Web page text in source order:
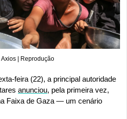
Axios | Reprodução
feira (22), a principal autoridade
anunciou, pela primeira vez,
Faixa de Gaza — um cenário